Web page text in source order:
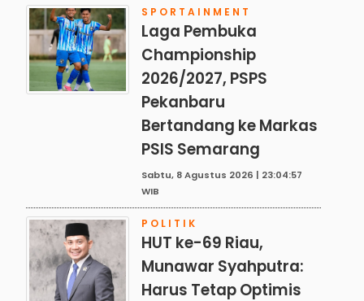
SPORTAINMENT
Laga Pembuka
Championship
2026/2027, PSPS
Pekanbaru
Bertandang ke Markas
PSIS Semarang
Sabtu, 8 Agustus 2026 | 23:04:57
WIB
POLITIK
HUT ke-69 Riau,
Munawar Syahputra:
Harus Tetap Optimis